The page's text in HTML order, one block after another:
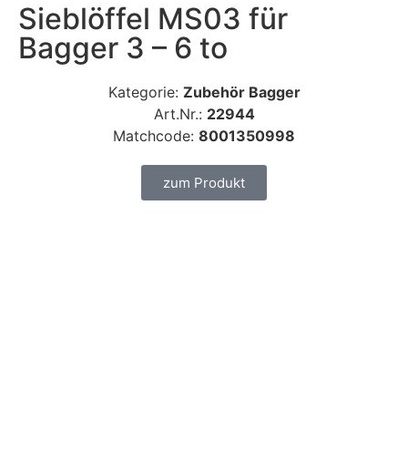
Sieblöffel MS03 für
Bagger 3 – 6 to
Kategorie: Zubehör Bagger
Art.Nr.: 22944
Matchcode: 8001350998
zum Produkt